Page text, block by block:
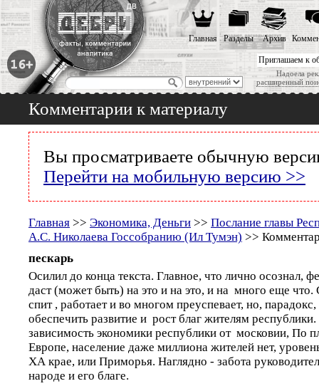
Приглашаем к
Надоела
расширенный
Главная Разделы Архив
Комментарии к материалу
Вы просматриваете обычную
Перейти на мобильную версию >>
Главная >> Экономика, Деньги >> Послание главы
А.С. Николаева Госсобранию (Ил Тумэн) >>
пескарь
Осилил до конца текста. Главное, что лично осознал,
даст (может быть) на это и на это, и на много еще что.
спит , работает и во многом преуспевает, но,
обеспечить развитие и рост благ жителям
зависимость экономики республики от московии, По
Европе, население даже миллиона жителей нет,
ХА крае, или Приморья. Наглядно - забота
народе и его благе.